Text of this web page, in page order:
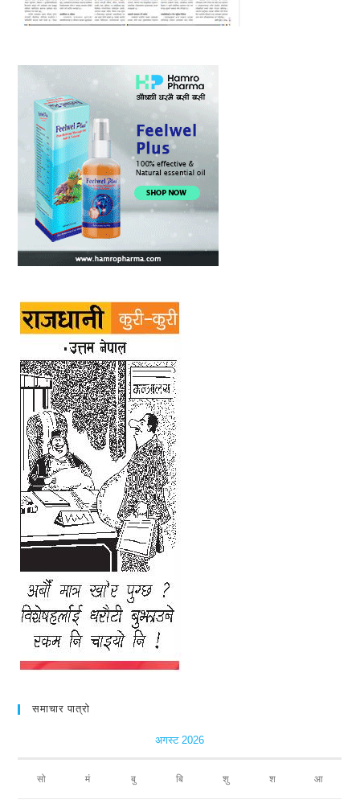
समाचार पात्रो
अगस्ट 2026
सो मं बु बि शु श आ